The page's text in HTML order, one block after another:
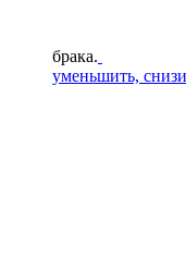
брака.
уменьшить,